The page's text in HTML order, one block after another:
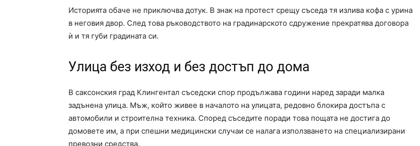
Историята обаче не приключва дотук. В знак на протест срещу съседа тя излива кофа с урина
в неговия двор. След това ръководството на градинарското сдружение прекратява договора
ѝ и тя губи градината си.
Улица без изход и без достъп до дома
В саксонския град Клингентал съседски спор продължава години наред заради малка
задънена улица. Мъж, който живее в началото на улицата, редовно блокира достъпа с
автомобили и строителна техника. Според съседите поради това пощата не достига до
домовете им, а при спешни медицински случаи се налага използването на специализирани
превозни средства.